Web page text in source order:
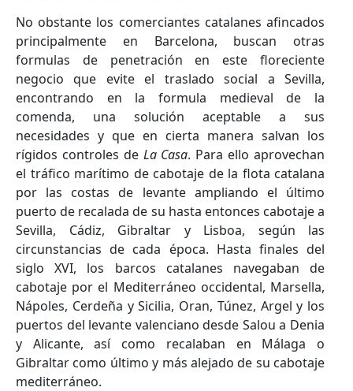
No obstante los comerciantes catalanes afincados
principalmente en Barcelona, buscan otras
formulas de penetración en este floreciente
negocio que evite el traslado social a Sevilla,
encontrando en la formula medieval de la
comenda, una solución aceptable a sus
necesidades y que en cierta manera salvan los
rígidos controles de La Casa. Para ello aprovechan
el tráfico marítimo de cabotaje de la flota catalana
por las costas de levante ampliando el último
puerto de recalada de su hasta entonces cabotaje a
Sevilla, Cádiz, Gibraltar y Lisboa, según las
circunstancias de cada época. Hasta finales del
siglo XVI, los barcos catalanes navegaban de
cabotaje por el Mediterráneo occidental, Marsella,
Nápoles, Cerdeña y Sicilia, Oran, Túnez, Argel y los
puertos del levante valenciano desde Salou a Denia
y Alicante, así como recalaban en Málaga o
Gibraltar como último y más alejado de su cabotaje
mediterráneo.